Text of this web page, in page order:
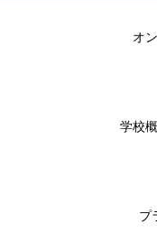
オ
学校
プ